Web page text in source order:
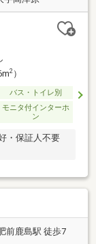
2）
バス・トイレ別
モニタ付インターホ
ン
・保証人不要
前鹿島駅 徒歩7